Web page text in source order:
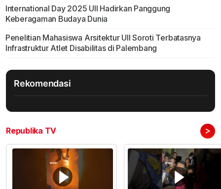
International Day 2025 UII Hadirkan Panggung
Keberagaman Budaya Dunia
Penelitian Mahasiswa Arsitektur UII Soroti Terbatasnya
Infrastruktur Atlet Disabilitas di Palembang
Rekomendasi
Republika TV >